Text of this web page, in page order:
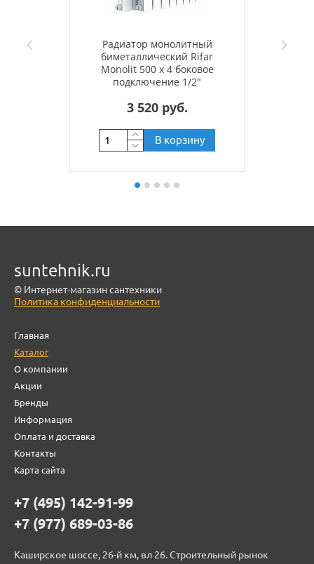
Радиатор монолитный
биметаллический Rifar
Monolit 500 x 4 боковое
подключение 1/2"
3 520 руб.
В корзину
suntehnik.ru
© Интернет-магазин сантехники
Политика конфиденциальности
Главная
Каталог
О компании
Акции
Бренды
Информация
Оплата и доставка
Контакты
Карта сайта
+7 (495) 142-91-99
+7 (977) 689-03-86
Каширское шоссе, 26-й км, вл 26. Строительный рынок